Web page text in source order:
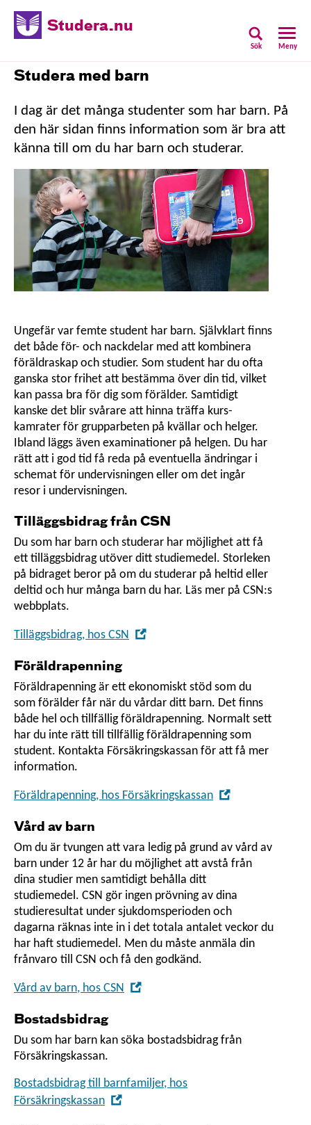
Studera.nu
Sök Meny
Studera med barn
I dag är det många studenter som har barn. På
den här sidan finns information som är bra att
känna till om du har barn och studerar.
Ungefär var femte student har barn. Självklart finns
det både för- och nackdelar med att kombinera
föräldraskap och studier. Som student har du ofta
ganska stor frihet att bestämma över din tid, vilket
kan passa bra för dig som förälder. Samtidigt
kanske det blir svårare att hinna träffa kurs­
kamrater för grupparbeten på kvällar och helger.
Ibland läggs även examinationer på helgen. Du har
rätt att i god tid få reda på eventuella ändringar i
schemat för undervisningen eller om det ingår
resor i undervisningen.
Tilläggsbidrag från CSN
Du som har barn och studerar har möjlighet att få
ett tilläggsbidrag utöver ditt studiemedel. Storleken
på bidraget beror på om du studerar på heltid eller
deltid och hur många barn du har. Läs mer på CSN:s
webbplats.
Tilläggsbidrag, hos CSN
nytt
fönster
Föräldrapenning
Föräldrapenning är ett ekonomiskt stöd som du
som förälder får när du vårdar ditt barn. Det finns
både hel och tillfällig föräldrapenning. Normalt sett
har du inte rätt till tillfällig föräldrapenning som
student. Kontakta Försäkringskassan för att få mer
information.
Föräldrapenning, hos Försäkringskassan
nytt
fönster
Vård av barn
Om du är tvungen att vara ledig på grund av vård av
barn under 12 år har du möjlighet att avstå från
dina studier men samtidigt behålla ditt
studiemedel. CSN gör ingen prövning av dina
studie­resultat under sjukdoms­perioden och
dagarna räknas inte in i det totala antalet veckor du
har haft studiemedel. Men du måste anmäla din
frånvaro till CSN och få den godkänd.
Vård av barn, hos CSN
nytt
Bostadsbidrag
Du som har barn kan söka bostadsbidrag från
Försäkrings­kassan.
Bostadsbidrag till barnfamiljer, hos
Försäkringskassan